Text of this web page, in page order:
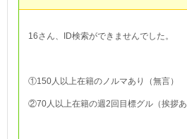
16さん、ID検索ができませんでした。
①150人以上在籍のノルマあり（無言）
②70人以上在籍の週2回目標グル（挨拶あ